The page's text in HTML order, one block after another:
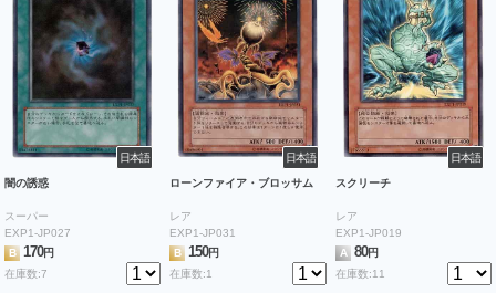
日本語
闇の誘惑
スーパー
EXP1-JP027
B
170円
在庫数:7
日本語
ローンファイア・ブロッサム
レア
EXP1-JP031
B
150円
在庫数:1
日本語
スクリーチ
レア
EXP1-JP019
A 80円
在庫数:11